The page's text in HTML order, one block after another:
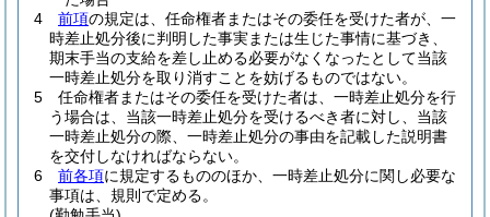
4
前項の規定は、任命権者またはその委任を受けた者が、一
時差止処分後に判明した事実または生じた事情に基づき、
期末手当の支給を差し止める必要がなくなったとして当該
一時差止処分を取り消すことを妨げるものではない。
5
任命権者またはその委任を受けた者は、一時差止処分を行
う場合は、当該一時差止処分を受けるべき者に対し、当該
一時差止処分の際、一時差止処分の事由を記載した説明書
を交付しなければならない。
6
前各項に規定するもののほか、一時差止処分に関し必要な
事項は、規則で定める。